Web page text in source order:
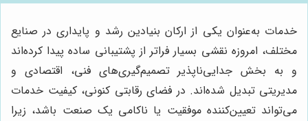
خدمات به‌عنوان یکی از ارکان بنیادین رشد و پایداری در صنایع
مختلف، امروزه نقشی بسیار فراتر از پشتیبانی ساده پیدا کرده‌اند
و به بخش جدایی‌ناپذیر تصمیم‌گیری‌های فنی، اقتصادی و
مدیریتی تبدیل شده‌اند. در فضای رقابتی کنونی، کیفیت خدمات
می‌تواند تعیین‌کننده موفقیت یا ناکامی یک صنعت باشد، زیرا